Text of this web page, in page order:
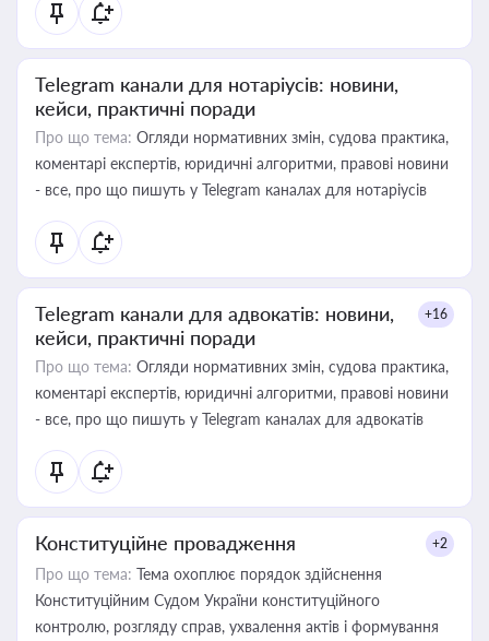
Telegram канали для нотаріусів: новини,
кейси, практичні поради
Про що тема: Огляди нормативних змін, судова практика,
коментарі експертів, юридичні алгоритми, правові новини
- все, про що пишуть у Telegram каналах для нотаріусів
Telegram канали для адвокатів: новини,
кейси, практичні поради
+16
Про що тема: Огляди нормативних змін, судова практика,
коментарі експертів, юридичні алгоритми, правові новини
- все, про що пишуть у Telegram каналах для адвокатів
Конституційне провадження +2
Про що тема: Тема охоплює порядок здійснення
Конституційним Судом України конституційного
контролю, розгляду справ, ухвалення актів і формування